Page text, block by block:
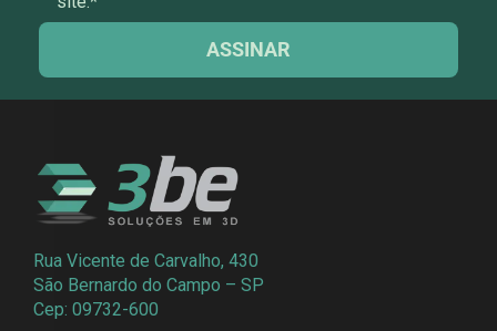
ASSINAR
Rua Vicente de Carvalho, 430
São Bernardo do Campo – SP
Cep: 09732-600